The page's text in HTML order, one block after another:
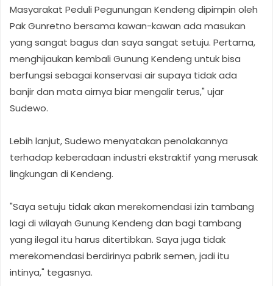
Masyarakat Peduli Pegunungan Kendeng dipimpin oleh
Pak Gunretno bersama kawan-kawan ada masukan
yang sangat bagus dan saya sangat setuju. Pertama,
menghijaukan kembali Gunung Kendeng untuk bisa
berfungsi sebagai konservasi air supaya tidak ada
banjir dan mata airnya biar mengalir terus," ujar
Sudewo.
Lebih lanjut, Sudewo menyatakan penolakannya
terhadap keberadaan industri ekstraktif yang merusak
lingkungan di Kendeng.
"Saya setuju tidak akan merekomendasi izin tambang
lagi di wilayah Gunung Kendeng dan bagi tambang
yang ilegal itu harus ditertibkan. Saya juga tidak
merekomendasi berdirinya pabrik semen, jadi itu
intinya," tegasnya.